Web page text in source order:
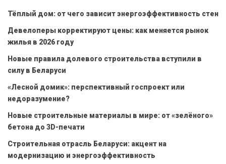
Тёплый дом: от чего зависит энергоэффективность стен
Девелоперы корректируют цены: как меняется рынок
жилья в 2026 году
Новые правила долевого строительства вступили в
силу в Беларуси
«Лесной домик»: перспективный госпроект или
недоразумение?
Новые строительные материалы в мире: от «зелёного»
бетона до 3D-печати
Строительная отрасль Беларуси: акцент на
модернизацию и энергоэффективность